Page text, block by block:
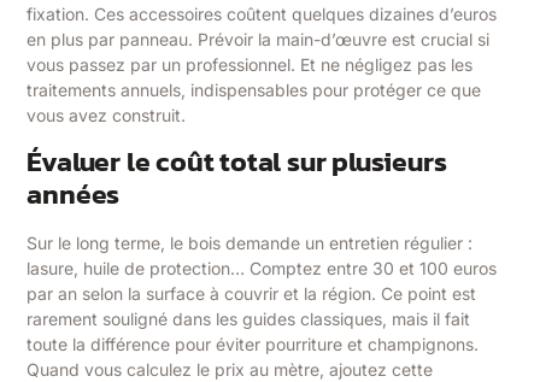
fixation. Ces accessoires coûtent quelques dizaines d’euros
en plus par panneau. Prévoir la main-d’œuvre est crucial si
vous passez par un professionnel. Et ne négligez pas les
traitements annuels, indispensables pour protéger ce que
vous avez construit.
Évaluer le coût total sur plusieurs
années
Sur le long terme, le bois demande un entretien régulier :
lasure, huile de protection… Comptez entre 30 et 100 euros
par an selon la surface à couvrir et la région. Ce point est
rarement souligné dans les guides classiques, mais il fait
toute la différence pour éviter pourriture et champignons.
Quand vous calculez le prix au mètre, ajoutez cette